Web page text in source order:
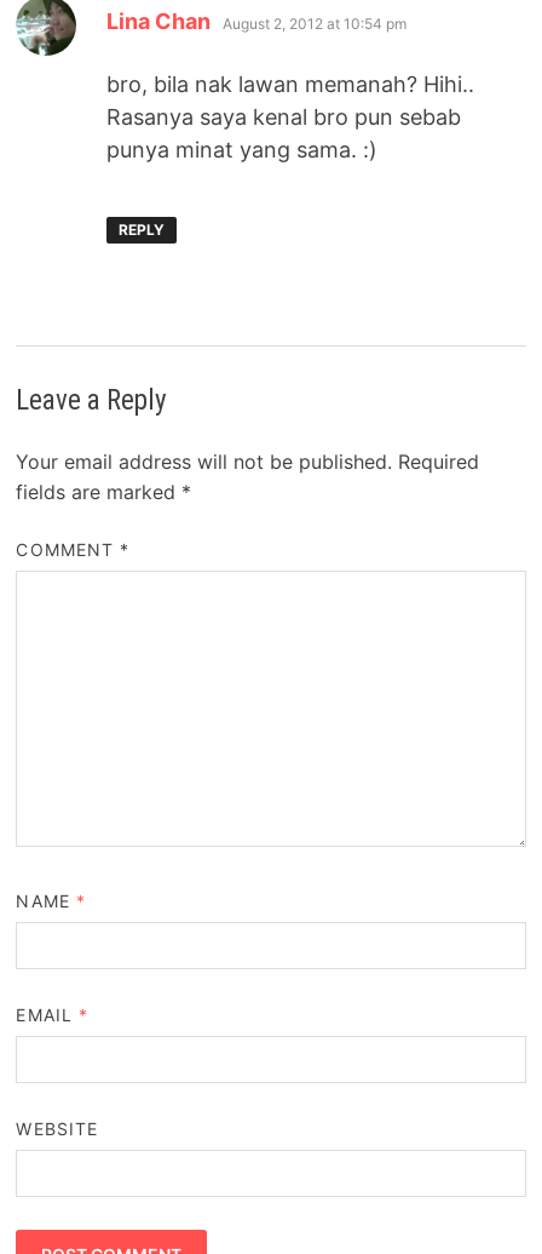
Lina Chan says:
August 2, 2012 at 10:54 pm
bro, bila nak lawan memanah? Hihi..
Rasanya saya kenal bro pun sebab
punya minat yang sama. :)
REPLY
Leave a Reply
Your email address will not be published. Required
fields are marked *
COMMENT *
NAME *
EMAIL *
WEBSITE